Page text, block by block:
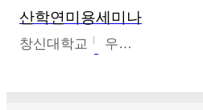
산학연미용세미나
창신대학교 우미옥,오윤경,박선이